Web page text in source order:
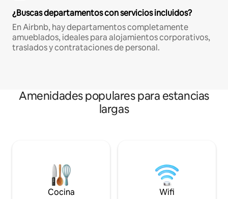
¿Buscas departamentos con servicios incluidos?
En Airbnb, hay departamentos completamente
amueblados, ideales para alojamientos corporativos,
traslados y contrataciones de personal.
Amenidades populares para estancias
largas
Cocina Wifi